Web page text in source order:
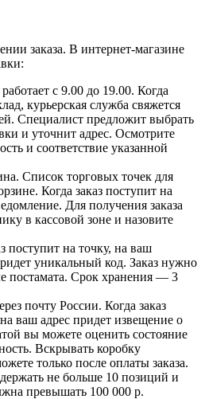
заказа. В интернет-магазине
с 9.00 до 19.00. Когда
курьерская служба свяжется
Специалист предложит выбрать
и уточнит адрес. Осмотрите
и соответствие указанной
Список торговых точек для
Когда заказ поступит на
Для получения заказа
в кассовой зоне и назовите
поступит на точку, на ваш
уникальный код. Заказ нужно
постамата. Срок хранения — 3
почту России. Когда заказ
ваш адрес придет извещение о
вы можете оценить состояние
Вскрывать коробку
только после оплаты заказа.
не больше 10 позиций и
превышать 100 000 р.